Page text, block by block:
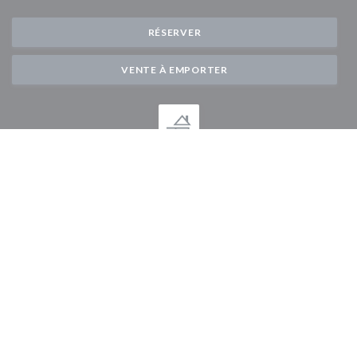
RÉSERVER
VENTE À EMPORTER